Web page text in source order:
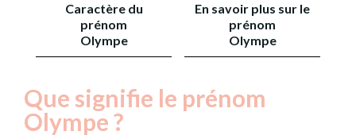
Caractère du
prénom
Olympe
En savoir plus sur le
prénom
Olympe
Que signifie le prénom
Olympe ?